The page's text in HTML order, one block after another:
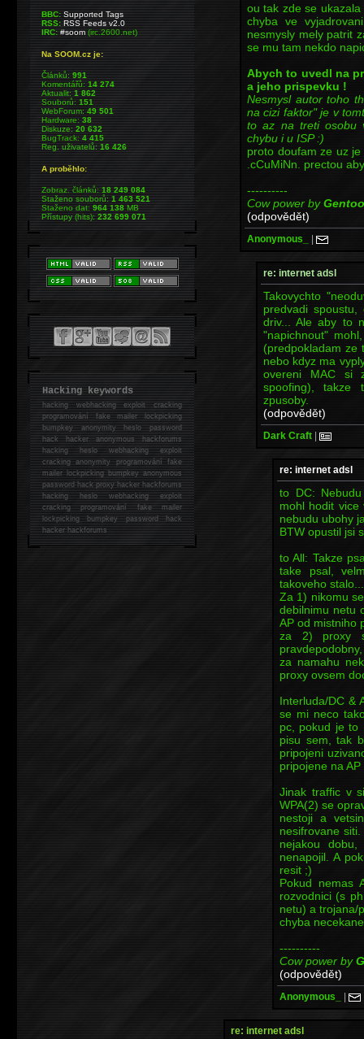
ou tak zde se
chyba ve
nesmysly mely patrit
se mu tam nekdo
Abych to uvedl na
a jeho prispevku !
Nesmysl autor toho
na cizi faktor" je v
to az na treti osobu
chybu i u ISP :)
proto doufam ze uz
.cCuMiNn. prectou
----------
Cow power byGentoo
(odpovědět)
Anonymous_ |
re: internet adsl
Takovychto
predvadi
driv... Ale aby to
"napichnout"
(predpokladam ze
nebo kdyz ma
overeni MAC si
spoofing),
zpusoby.
(odpovědět)
Dark Craft |
re: internet adsl
to DC:
mohl hodit
nebudu ubohy
BTW opustil jsi
to All: Takze
take psal,
takoveho stalo...
Za 1) nikomu
debilnimu netu
AP od mistniho
za 2) proxy
za namahu
proxy ovsem
Interluda/DC &
se mi neco
pc, pokud je to
pisu sem, tak
pripojeni
pripojene na
Jinak traffic v
WPA(2) se
nestoji a
nesifrovane
nejakou
nenapojil. A
resit ;)
Pokud nemas
rozvodnici (s
netu) a trojana/
chyba
----------
Cow power by
(odpovědět)
Anonymous_ |
re: internet adsl
BBC: Supported Tags
RSS: RSS Feeds v2.0
IRC: #soom(irc.2600.net)
Na SOOM.cz je:
Článků:991
Komentářů:14 274
Aktualit:1 862
Souborů:151
WebForum:49 501
Hardware:38
Diskuze:20 632
BugTrack:4 415
Reg. uživatelů:16 426
A proběhlo:
Zobraz. článků:18 249 084
Staženo souborů:1 463 521
Staženo dat:964 138MB
Přístupy (hits):232 699 071
Hacking keywords
hackingwebhacking exploit cracking
programování fake mailer lockpicking
bumpkey anonymity heslo password
hackhacker anonymous hackforums
hackingheslo webhacking exploit
cracking anonymity programování fake
mailer lockpicking bumpkey anonymous
password hack proxy hacker hackforums
hacking heslo webhacking exploit
cracking programování fake mailer
lockpicking bumpkey password hack
hackerhackforums